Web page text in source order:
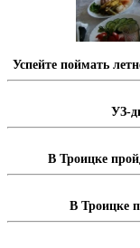
Успейте поймать
УЗ-
В Троицке
В Троицке